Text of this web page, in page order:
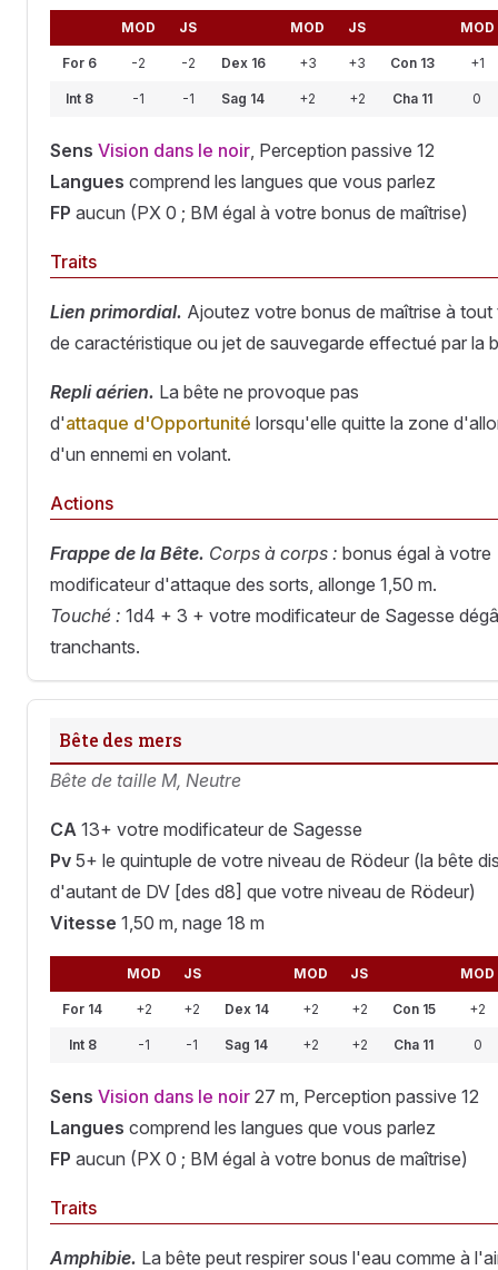
MOD JS MOD JS MOD
For 6 -2 -2 Dex 16 +3 +3 Con 13 +1
Int 8 -1 -1 Sag 14 +2 +2 Cha 11 0
Sens Vision dans le noir , Perception passive 12
Langues comprend les langues que vous parlez
FP aucun (PX 0 ; BM égal à votre bonus de maîtrise)
Traits
Lien primordial. Ajoutez votre bonus de maîtrise à tout
de caractéristique ou jet de sauvegarde effectué par la
Repli aérien. La bête ne provoque pas
d'attaque d'Opportunité lorsqu'elle quitte la zone
d'un ennemi en volant.
Actions
Frappe de la Bête. Corps à corps : bonus égal à votre
modificateur d'attaque des sorts, allonge 1,50 m.
Touché : 1d4 + 3 + votre modificateur de Sagesse
tranchants.
Bête des mers
Bête de taille M, Neutre
CA 13+ votre modificateur de Sagesse
Pv 5+ le quintuple de votre niveau de Rödeur (la bête
d'autant de DV [des d8] que votre niveau de Rödeur)
Vitesse 1,50 m, nage 18 m
MOD JS MOD JS MOD
For 14 +2 +2 Dex 14 +2 +2 Con 15 +2
Int 8 -1 -1 Sag 14 +2 +2 Cha 11 0
Sens Vision dans le noir 27 m, Perception passive 12
Langues comprend les langues que vous parlez
FP aucun (PX 0 ; BM égal à votre bonus de maîtrise)
Traits
Amphibie. La bête peut respirer sous l'eau comme à